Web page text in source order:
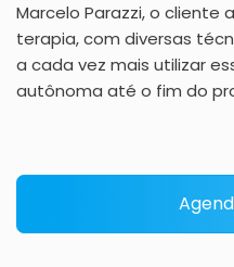
Marcelo Parazzi, o cliente
terapia, com diversas
a cada vez mais utilizar
autônoma até o fim do